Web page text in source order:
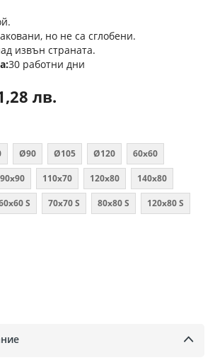
но не са сглобени.
извън страната.
30 работни дни
лв.
Ø90 Ø105 Ø120 60x60
90х90 110х70 120х80 140х80
S 70x70 S 80x80 S 120x80 S